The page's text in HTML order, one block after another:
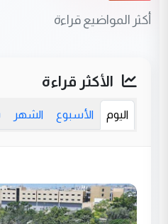
أكثر المواضيع قراءة
الأكثر قراءة
اليوم الأسبوع الشهر